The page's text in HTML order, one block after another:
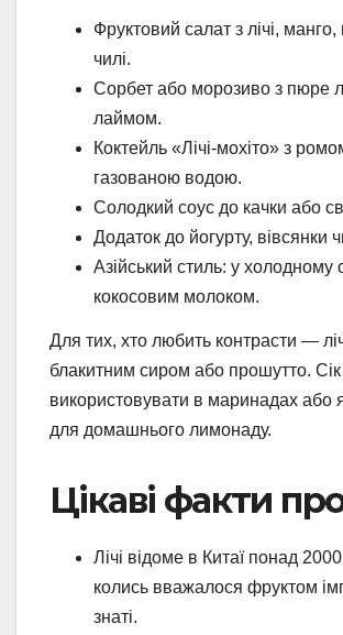
Фруктовий салат з лічі, манго,
чилі.
Сорбет або морозиво з пюре
лаймом.
Коктейль «Лічі-мохіто» з
газованою водою.
Солодкий соус до качки або
Додаток до йогурту, вівсянки
Азійський стиль: у холодному
кокосовим молоком.
Для тих, хто любить контрасти —
блакитним сиром або прошутто. Сік
використовувати в маринадах або
для домашнього лимонаду.
Цікаві факти про
Лічі відоме в Китаї понад 2000
колись вважалося фруктом
знаті.